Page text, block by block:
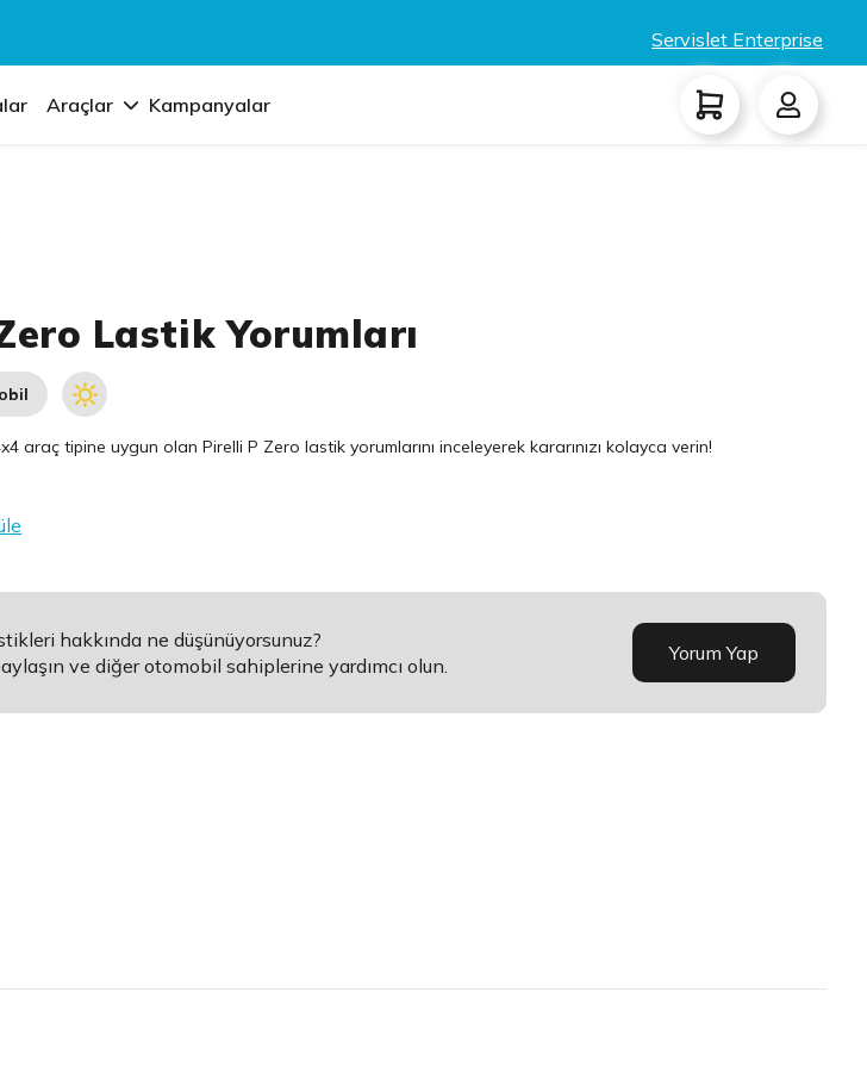
Servislet Enterprise
Araçlar Kampanyalar
Lastik Yorumları
araç tipine uygun olanPirelli P Zero lastik yorumlarını inceleyerek kararınızı kolayca verin!
hakkında ne düşünüyorsunuz?
ve diğer otomobil sahiplerine yardımcı olun.
Yorum Yap